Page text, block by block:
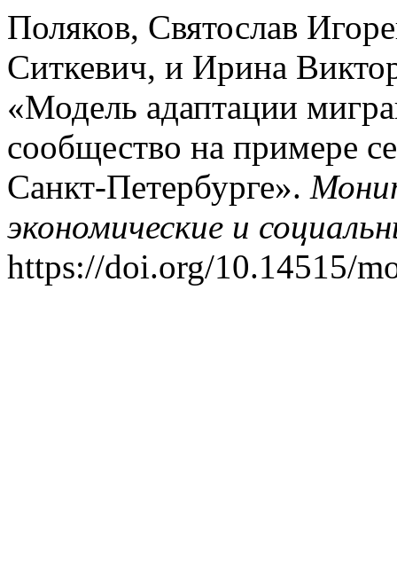
Поляков, Святослав
Ситкевич, и Ирина
«Модель адаптации
сообщество на примере
Санкт-Петербурге».
экономические и
https://doi.org/10.14515/